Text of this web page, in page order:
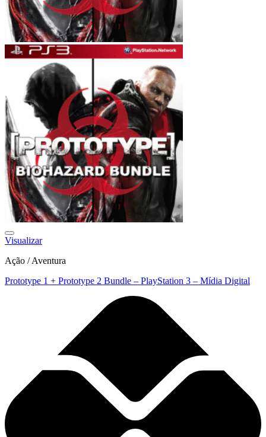
Visualizar
Ação / Aventura
Prototype 1 + Prototype 2 Bundle – PlayStation 3 – Mídia Digital